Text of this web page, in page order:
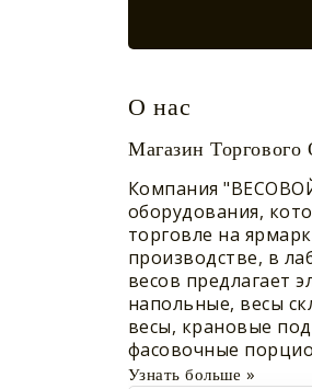
О нас
Магазин
Компания
оборудования,
торговле на
производстве, в
весов предлагает
напольные, весы
весы, крановые
фасовочные
Узнать больше»